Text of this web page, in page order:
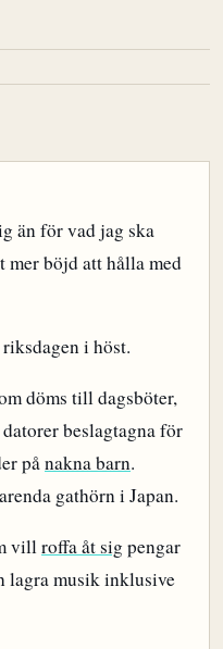
än för vad jag ska
mer böjd att hålla med
i höst.
döms till dagsböter,
beslagtagna för
pånakna barn.
gathörn i Japan.
villroffa åt sig pengar
lagra musik inklusive